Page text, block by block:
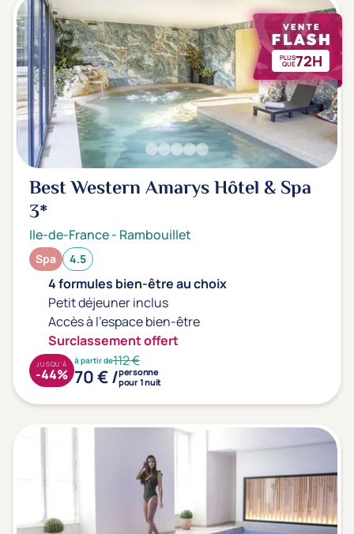
PLUS
QUE72H
Best Western Amarys Hôtel & Spa
3*
Ile-de-France- Rambouillet
Spa 4.5
4 formules bien-être au choix
Petit déjeuner inclus
Accès à l'espace bien-être
Surclassement offert
à partir de112 €
70 € /personne
pour 1 nuit
JUSQU'À
-44%